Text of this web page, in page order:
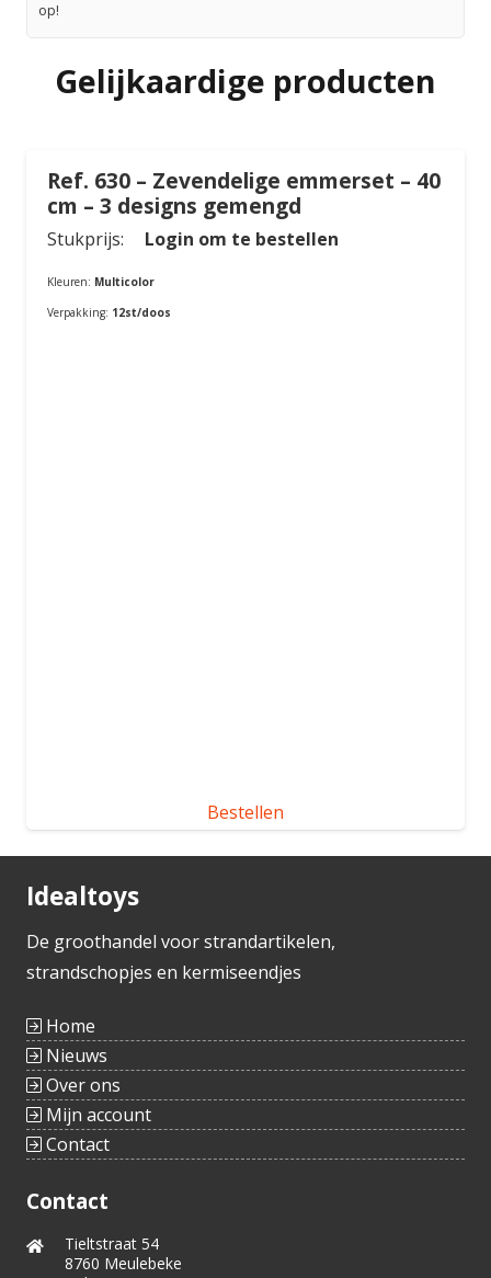
op!
Gelijkaardige producten
Ref. 630 – Zevendelige emmerset – 40
cm – 3 designs gemengd
Stukprijs: Login om te bestellen
Kleuren: Multicolor
Verpakking: 12st/doos
Bestellen
Idealtoys
De groothandel voor strandartikelen,
strandschopjes en kermiseendjes
Home
Nieuws
Over ons
Mijn account
Contact
Contact
Tieltstraat 54
8760 Meulebeke